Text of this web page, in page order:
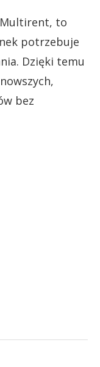
to
potrzebuje
Dzięki temu
bez